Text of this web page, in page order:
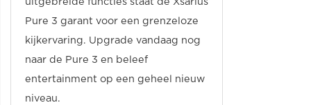
Pure 3 garant voor een grenzeloze
kijkervaring. Upgrade vandaag nog
naar de Pure 3 en beleef
entertainment op een geheel nieuw
niveau.